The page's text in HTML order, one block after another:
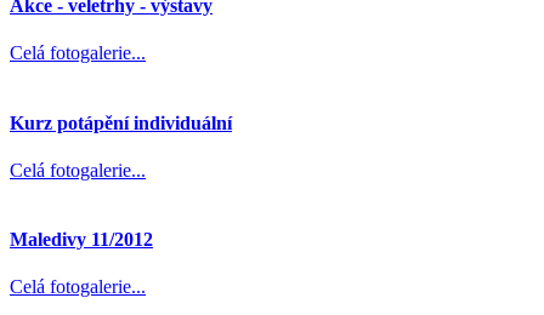
Akce - veletrhy - výstavy
Celá fotogalerie...
Kurz potápění individuální
Celá fotogalerie...
Maledivy 11/2012
Celá fotogalerie...